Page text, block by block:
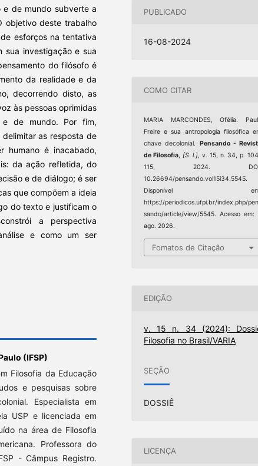
e de mundo subverte a
objetivo deste trabalho
esforços na tentativa
sua investigação e sua
do filósofo é
da realidade e da
decorrendo disto, as
às pessoas oprimidas
e de mundo. Por fim,
as resposta de
humano é inacabado,
da ação refletida, do
e de diálogo; é ser
que compõem a ideia
do texto e justificam o
a perspectiva
e como um ser
(IFSP)
Filosofia da Educação
e pesquisas sobre
Especialista em
USP e licenciada em
na área de Filosofia
Professora do
- Câmpus Registro.
PUBLICADO
16-08-2024
COMO CITAR
MARIA MARCONDES, Ofélia.
Freire e sua antropologia filosófica
chave decolonial. Pensando -
de Filosofia, [S. l.], v. 15, n. 34, p.
115, 2024.
10.26694/pensando.vol15i34.5545.
Disponível
https://periodicos.ufpi.br/index.php/pen
sando/article/view/5545. Acesso em:
ago. 2026.
Fomatos de Citação
EDIÇÃO
v. 15 n. 34 (2024):
Filosofia no Brasil/VARIA
SEÇÃO
DOSSIÊ
LICENÇA